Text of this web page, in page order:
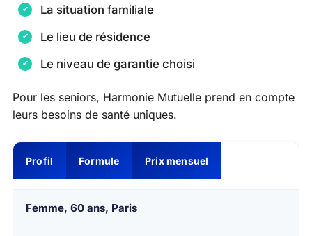
La situation familiale
Le lieu de résidence
Le niveau de garantie choisi
Pour les seniors, Harmonie Mutuelle prend en compte
leurs besoins de santé uniques.
Profil Formule Prix mensuel
Femme, 60 ans, Paris